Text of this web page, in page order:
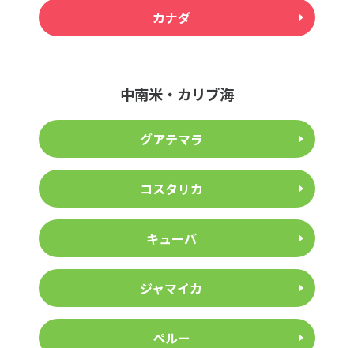
カナダ
中南米・カリブ海
グアテマラ
コスタリカ
キューバ
ジャマイカ
ペルー